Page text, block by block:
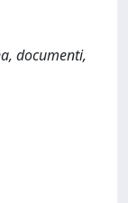
documenti,